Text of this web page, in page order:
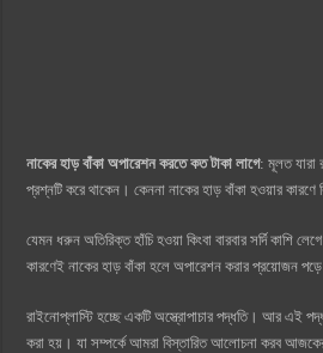
নাকের হাড় বাঁকা অপারেশন করতে কত টাকা লাগে: মূলত যারা
প্রশ্নটি করে থাকেন। কেননা নাকের হাড় বাঁকা হওয়ার কারণে
যেমন ধরুন অতিরিক্ত হাঁচি হওয়া কিংবা বারবার সর্দি কাশি
কারণেই নাকের হাড় বাঁকা হলে অপারেশন করার প্রয়োজন
রাইনোপ্লাস্টি হচ্ছে একটি অস্ত্রোপাচার পদ্ধতি। আর এই
করা হয়। যা সম্পর্কে আমরা বিস্তারিত আলোচনা করব আজকের